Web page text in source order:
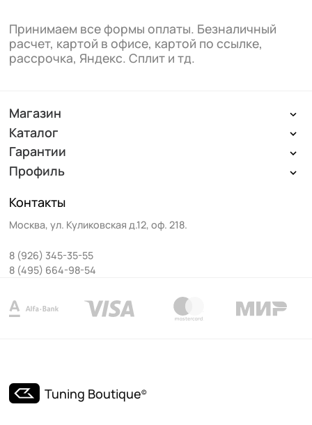
Принимаем все формы оплаты. Безналичный
расчет, картой в офисе, картой по ссылке,
рассрочка, Яндекс. Сплит и тд.
Магазин
Каталог
Гарантии
Профиль
Контакты
Москва, ул. Куликовская д.12, оф. 218.
8 (926) 345-35-55
8 (495) 664-98-54
Tuning Boutique©